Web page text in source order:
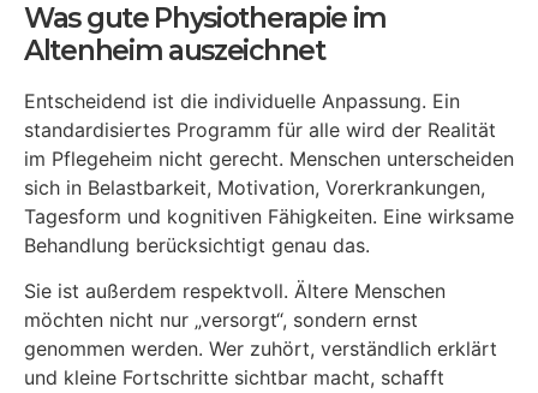
Was gute Physiotherapie im
Altenheim auszeichnet
Entscheidend ist die individuelle Anpassung. Ein
standardisiertes Programm für alle wird der Realität
im Pflegeheim nicht gerecht. Menschen unterscheiden
sich in Belastbarkeit, Motivation, Vorerkrankungen,
Tagesform und kognitiven Fähigkeiten. Eine wirksame
Behandlung berücksichtigt genau das.
Sie ist außerdem respektvoll. Ältere Menschen
möchten nicht nur „versorgt“, sondern ernst
genommen werden. Wer zuhört, verständlich erklärt
und kleine Fortschritte sichtbar macht, schafft